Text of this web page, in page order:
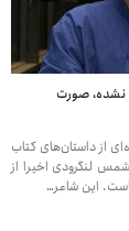
صورت
از داستان‌های کتاب
لنگرودی اخیرا از
این شاعر…